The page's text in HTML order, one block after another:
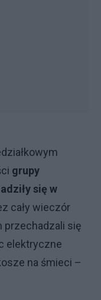
grupy
się w
cały wieczór
przechadzali się
elektryczne
na śmieci –